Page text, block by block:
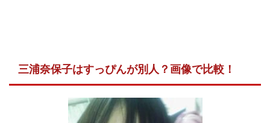
三浦奈保子はすっぴんが別人？画像で比較！